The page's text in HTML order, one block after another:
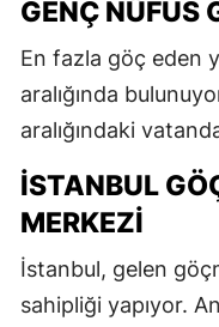
GENÇ NÜFUS
En fazla göç eden
aralığında
aralığındaki
İSTANBUL
MERKEZI
İstanbul, gelen
sahipliği yapıyor.